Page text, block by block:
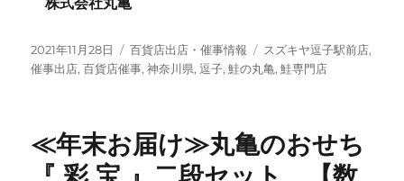
投
稿
2021年11月28日
カ
テ
百貨店出店・催事情報
タ
グ
スズキヤ逗子駅前店,
催事出店,百貨店催事,神奈川県,逗子,鮭の丸亀,鮭専門店
≪年末お届け≫丸亀のおせち